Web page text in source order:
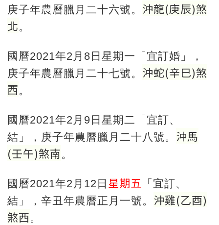
庚子年農曆臘月二十六號。 沖龍(庚辰)煞
北。
國曆2021年2月8日星期一「宜訂婚」，
庚子年農曆臘月二十七號。 沖蛇(辛巳)煞
西。
國曆2021年2月9日星期二「宜訂、
結」，庚子年農曆臘月二十八號。 沖馬
(壬午)煞南。
國曆2021年2月12日 星期五
「宜訂、
結」，辛丑年農曆正月一號。 沖雞(乙酉)
煞西。